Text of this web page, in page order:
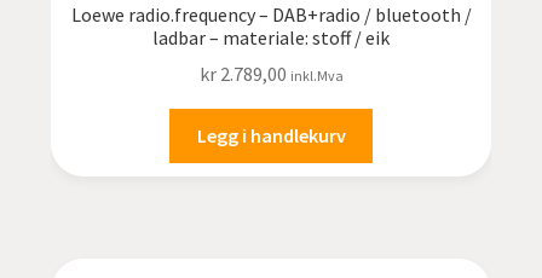
Loewe radio.frequency – DAB+radio / bluetooth /
ladbar – materiale: stoff / eik
kr2.789,00 inkl.Mva
Legg i handlekurv